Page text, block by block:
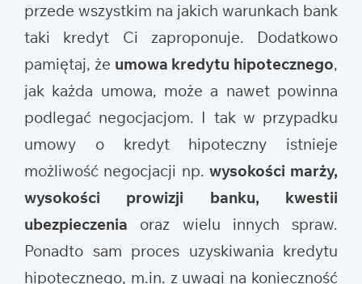
przede wszystkim na jakich warunkach bank
taki kredyt Ci zaproponuje. Dodatkowo
pamiętaj, że umowa kredytu hipotecznego,
jak każda umowa, może a nawet powinna
podlegać negocjacjom. I tak w przypadku
umowy o kredyt hipoteczny istnieje
możliwość negocjacji np. wysokości marży,
wysokości prowizji banku, kwestii
ubezpieczenia oraz wielu innych spraw.
Ponadto sam proces uzyskiwania kredytu
hipotecznego, m.in. z uwagi na konieczność